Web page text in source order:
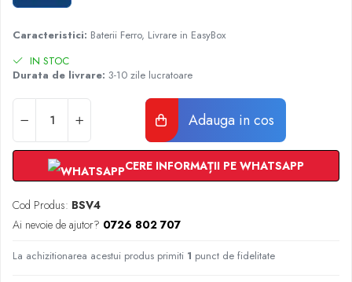
Radiatoare Otel Vogel&Noot
Radiatoare de Baie Purmo Banga
Automatizare Termostate
Detectoare
Termostate centrala ambient
Detectoare de gaz si electrovalve
Detectoare de inundatie
Automatizari centrala termica
Panouri solare apa calda
Accesorii panouri solare apa calda
Kituri panouri solare apa calda
Caracteristici: Baterii Ferro, Livrare in EasyBox
IN STOC
Durata de livrare: 3-10 zile lucratoare
Adauga in cos
CERE INFORMAȚII PE WHATSAPP
Cod Produs: BSV4
Ai nevoie de ajutor? 0726 802 707
La achizitionarea acestui produs primiti 1 punct de fidelitate